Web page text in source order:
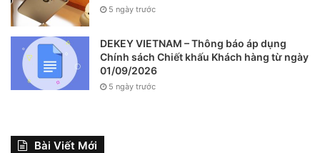
Bước 4: Sau khi hoàn tất nội dung, nhấn nút
trên bên phải để gửi email. Nếu kết nối Internet ổn
định, email sẽ được gửi đi ngay.
5 ngày trước
DEKEY VIETNAM – Thông báo áp dụng
Chính sách Chiết khấu Khách hàng từ ngày
01/09/2026
5 ngày trước
Bài Viết Mới